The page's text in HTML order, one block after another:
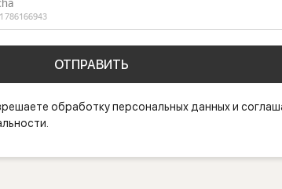
ОТПРАВИТЬ
обработку персональных данных и